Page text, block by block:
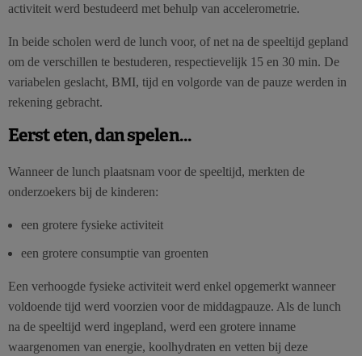
activiteit werd bestudeerd met behulp van accelerometrie.
In beide scholen werd de lunch voor, of net na de speeltijd gepland
om de verschillen te bestuderen, respectievelijk 15 en 30 min. De
variabelen geslacht, BMI, tijd en volgorde van de pauze werden in
rekening gebracht.
Eerst eten, dan spelen…
Wanneer de lunch plaatsnam voor de speeltijd, merkten de
onderzoekers bij de kinderen:
een grotere fysieke activiteit
een grotere consumptie van groenten
Een verhoogde fysieke activiteit werd enkel opgemerkt wanneer
voldoende tijd werd voorzien voor de middagpauze. Als de lunch
na de speeltijd werd ingepland, werd een grotere inname
waargenomen van energie, koolhydraten en vetten bij deze